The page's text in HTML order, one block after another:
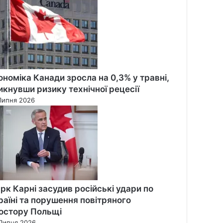
Канади зросла на 0,3% у травні,
ризику технічної рецесії
2026
Карні засудив російські удари по
та порушення повітряного
Польщі